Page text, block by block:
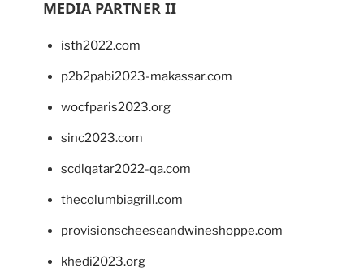
MEDIA PARTNER II
isth2022.com
p2b2pabi2023-makassar.com
wocfparis2023.org
sinc2023.com
scdlqatar2022-qa.com
thecolumbiagrill.com
provisionscheeseandwineshoppe.com
khedi2023.org